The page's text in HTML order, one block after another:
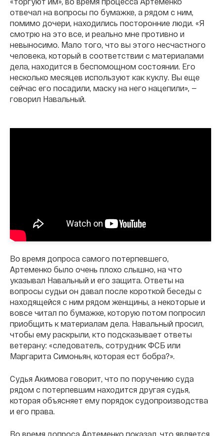
отвечал на вопросы по бумажке, а рядом с ним,
помимо дочери, находились посторонние люди. «Я
смотрю на это все, и реально мне противно и
невыносимо. Мало того, что вы этого несчастного
человека, который в соответствии с материалами
дела, находится в беспомощном состоянии. Его
несколько месяцев используют как куклу. Вы еще
сейчас его посадили, маску на него нацепили», —
говорил Навальный.
Во время допроса самого потерпевшего,
Артеменко было очень плохо слышно, на что
указывал Навальный и его защита. Ответы на
вопросы судьи он давал после короткой беседы с
находящейся с ним рядом женщины, а некоторые и
вовсе читал по бумажке, которую потом попросил
приобщить к материалам дела. Навальный просил,
чтобы ему раскрыли, кто подсказывает ответы
ветерану: «следователь, сотрудник ФСБ или
Маргарита Симоньян, которая ест бобра?».
Судья Акимова говорит, что по поручению суда
рядом с потерпевшим находится другая судья,
которая объясняет ему порядок судопроизводства
и его права.
Во время допроса Артеменко показал, что является